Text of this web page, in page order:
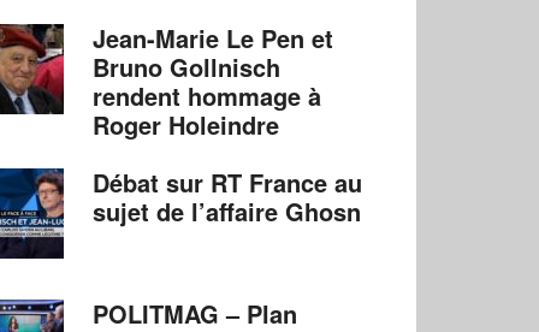
Jean-Marie Le Pen et
Bruno Gollnisch
rendent hommage à
Roger Holeindre
Débat sur RT France au
sujet de l’affaire Ghosn
POLITMAG – Plan